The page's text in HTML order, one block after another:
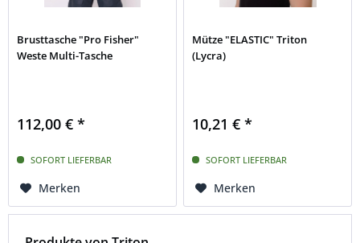
Brusttasche "Pro Fisher"
Weste Multi-Tasche
112,00 € *
SOFORT LIEFERBAR
Merken
Mütze "ELASTIC" Triton
(Lycra)
10,21 € *
SOFORT LIEFERBAR
Merken